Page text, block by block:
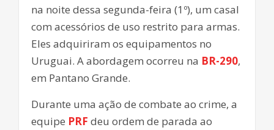
na noite dessa segunda-feira (1º), um casal
com acessórios de uso restrito para armas.
Eles adquiriram os equipamentos no
Uruguai. A abordagem ocorreu na BR-290,
em Pantano Grande.
Durante uma ação de combate ao crime, a
equipe PRF deu ordem de parada ao